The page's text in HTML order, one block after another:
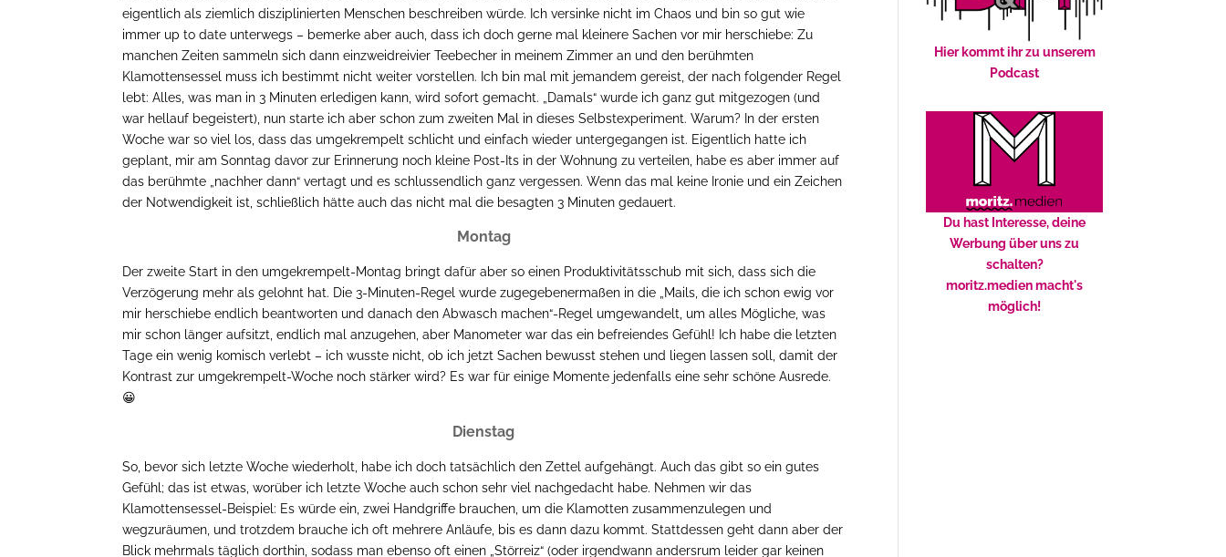
eigentlich als ziemlich disziplinierten Menschen beschreiben würde. Ich versinke nicht im Chaos und bin so gut wie
immer up to date unterwegs – bemerke aber auch, dass ich doch gerne mal kleinere Sachen vor mir herschiebe: Zu
manchen Zeiten sammeln sich dann einzweidreivier Teebecher in meinem Zimmer an und den berühmten
Klamottensessel muss ich bestimmt nicht weiter vorstellen. Ich bin mal mit jemandem gereist, der nach folgender Regel
lebt: Alles, was man in 3 Minuten erledigen kann, wird sofort gemacht. „Damals“ wurde ich ganz gut mitgezogen (und
war hellauf begeistert), nun starte ich aber schon zum zweiten Mal in dieses Selbstexperiment. Warum? In der ersten
Woche war so viel los, dass das umgekrempelt schlicht und einfach wieder untergegangen ist. Eigentlich hatte ich
geplant, mir am Sonntag davor zur Erinnerung noch kleine Post-Its in der Wohnung zu verteilen, habe es aber immer auf
das berühmte „nachher dann“ vertagt und es schlussendlich ganz vergessen. Wenn das mal keine Ironie und ein Zeichen
der Notwendigkeit ist, schließlich hätte auch das nicht mal die besagten 3 Minuten gedauert.
Montag
Der zweite Start in den umgekrempelt-Montag bringt dafür aber so einen Produktivitätsschub mit sich, dass sich die
Verzögerung mehr als gelohnt hat. Die 3-Minuten-Regel wurde zugegebenermaßen in die „Mails, die ich schon ewig vor
mir herschiebe endlich beantworten und danach den Abwasch machen“-Regel umgewandelt, um alles Mögliche, was
mir schon länger aufsitzt, endlich mal anzugehen, aber Manometer war das ein befreiendes Gefühl! Ich habe die letzten
Tage ein wenig komisch verlebt – ich wusste nicht, ob ich jetzt Sachen bewusst stehen und liegen lassen soll, damit der
Kontrast zur umgekrempelt-Woche noch stärker wird? Es war für einige Momente jedenfalls eine sehr schöne Ausrede.
😀
Dienstag
So, bevor sich letzte Woche wiederholt, habe ich doch tatsächlich den Zettel aufgehängt. Auch das gibt so ein gutes
Gefühl; das ist etwas, worüber ich letzte Woche auch schon sehr viel nachgedacht habe. Nehmen wir das
Klamottensessel-Beispiel: Es würde ein, zwei Handgriffe brauchen, um die Klamotten zusammenzulegen und
wegzuräumen, und trotzdem brauche ich oft mehrere Anläufe, bis es dann dazu kommt. Stattdessen geht dann aber der
Blick mehrmals täglich dorthin, sodass man ebenso oft einen „Störreiz“ (oder irgendwann andersrum leider gar keinen
Hier kommt ihr zu unserem
Podcast
Du hast Interesse, deine
Werbung über uns zu
schalten?
moritz.medien macht's
möglich!